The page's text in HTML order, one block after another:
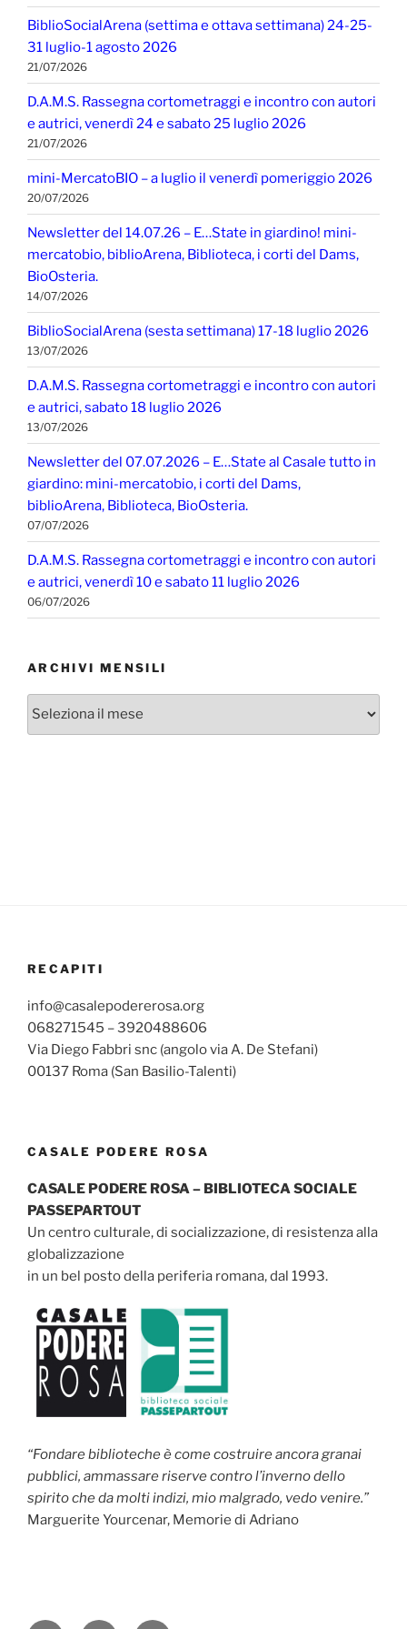
BiblioSocialArena (settima e ottava settimana) 24-25-
31 luglio-1 agosto 2026
21/07/2026
D.A.M.S. Rassegna cortometraggi e incontro con autori
e autrici, venerdì 24 e sabato 25 luglio 2026
21/07/2026
mini-MercatoBIO – a luglio il venerdì pomeriggio 2026
20/07/2026
Newsletter del 14.07.26 – E…State in giardino! mini-
mercatobio, biblioArena, Biblioteca, i corti del Dams,
BioOsteria.
14/07/2026
BiblioSocialArena (sesta settimana) 17-18 luglio 2026
13/07/2026
D.A.M.S. Rassegna cortometraggi e incontro con autori
e autrici, sabato 18 luglio 2026
13/07/2026
Newsletter del 07.07.2026 – E…State al Casale tutto in
giardino: mini-mercatobio, i corti del Dams,
biblioArena, Biblioteca, BioOsteria.
07/07/2026
D.A.M.S. Rassegna cortometraggi e incontro con autori
e autrici, venerdì 10 e sabato 11 luglio 2026
06/07/2026
ARCHIVI MENSILI
RECAPITI
info@casalepodererosa.org
068271545 – 3920488606
Via Diego Fabbri snc (angolo via A. De Stefani)
00137 Roma (San Basilio-Talenti)
CASALE PODERE ROSA
CASALE PODERE ROSA – BIBLIOTECA SOCIALE
PASSEPARTOUT
Un centro culturale, di socializzazione, di resistenza alla
globalizzazione
in un bel posto della periferia romana, dal 1993.
“Fondare biblioteche è come costruire ancora granai
pubblici, ammassare riserve contro l’inverno dello
spirito che da molti indizi, mio malgrado, vedo venire.”
Marguerite Yourcenar, Memorie di Adriano